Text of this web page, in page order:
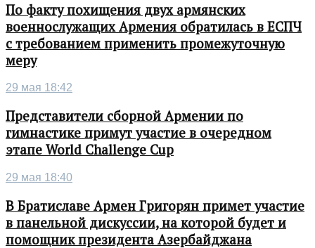
По факту похищения двух армянских
военнослужащих Армения обратилась в ЕСПЧ
с требованием применить промежуточную
меру
29 мая 18:42
Представители сборной Армении по
гимнастике примут участие в очередном
этапе World Challenge Cup
29 мая 18:40
В Братиславе Армен Григорян примет участие
в панельной дискуссии, на которой будет и
помощник президента Азербайджана